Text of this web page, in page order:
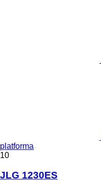
platforma
10
JLG 1230ES